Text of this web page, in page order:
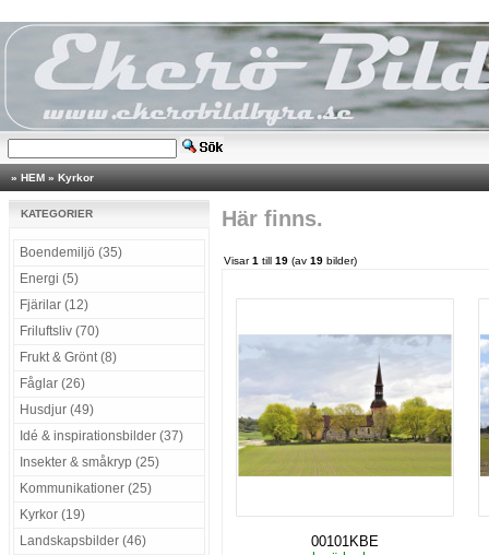
» HEM » Kyrkor
KATEGORIER
Boendemiljö (35)
Energi (5)
Fjärilar (12)
Friluftsliv (70)
Frukt & Grönt (8)
Fåglar (26)
Husdjur (49)
Idé & inspirationsbilder (37)
Insekter & småkryp (25)
Kommunikationer (25)
Kyrkor (19)
Landskapsbilder (46)
Här finns.
Visar1 till 19 (av 19 bilder)
00101KBE